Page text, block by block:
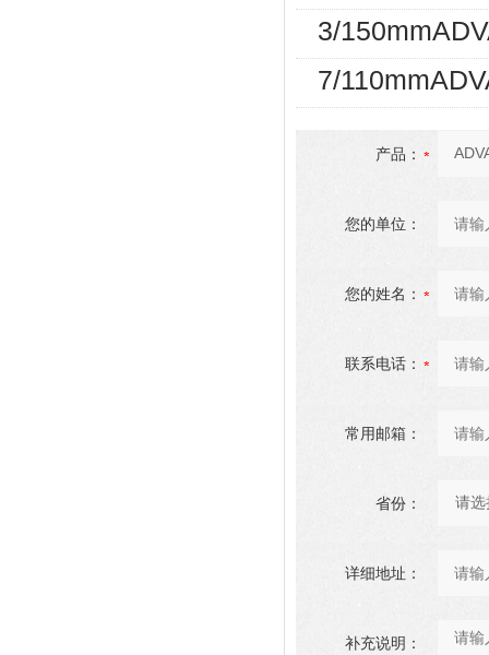
3/
7/
产品：
您的单位：
您的姓名：
联系电话：
常用邮箱：
省份：
详细地址：
补充说明：